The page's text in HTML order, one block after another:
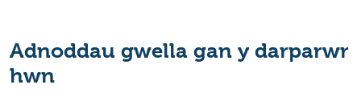
Adnoddau gwella gan y darparwr
hwn